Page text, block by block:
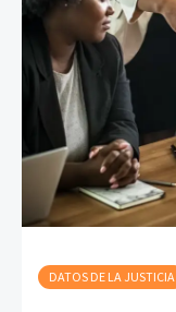
DATOS DE LA JUSTICIA